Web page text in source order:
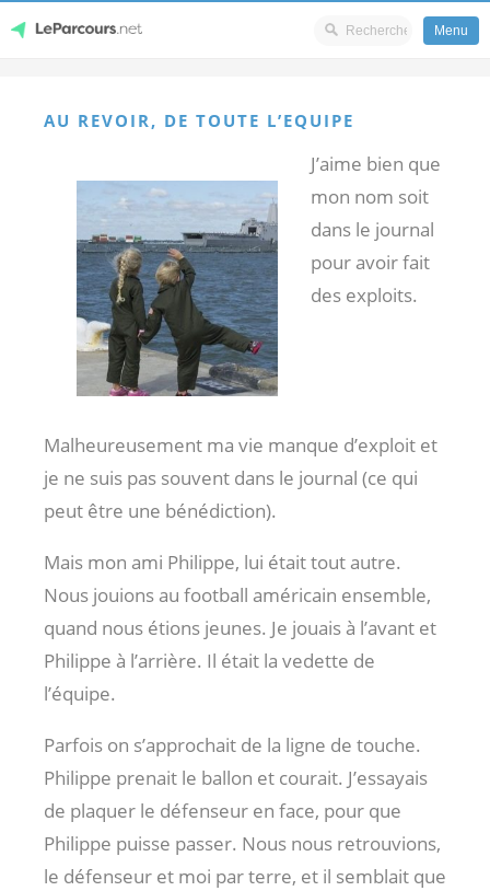
content
Menu
AU REVOIR, DE TOUTE L’EQUIPE
J’aime bien que
mon nom soit
dans le journal
pour avoir fait
des exploits.
Malheureusement ma vie manque d’exploit et
je ne suis pas souvent dans le journal (ce qui
peut être une bénédiction).
Mais mon ami Philippe, lui était tout autre.
Nous jouions au football américain ensemble,
quand nous étions jeunes. Je jouais à l’avant et
Philippe à l’arrière. Il était la vedette de
l’équipe.
Parfois on s’approchait de la ligne de touche.
Philippe prenait le ballon et courait. J’essayais
de plaquer le défenseur en face, pour que
Philippe puisse passer. Nous nous retrouvions,
le défenseur et moi par terre, et il semblait que